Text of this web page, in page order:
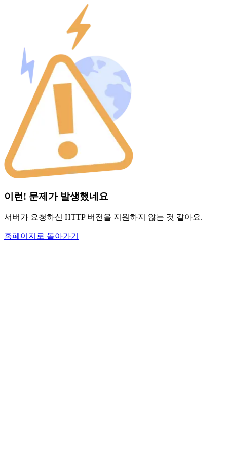
이런! 문제가 발생했네요
서버가 요청하신 HTTP 버전을 지원하지 않는 것 같아요.
홈페이지로 돌아가기